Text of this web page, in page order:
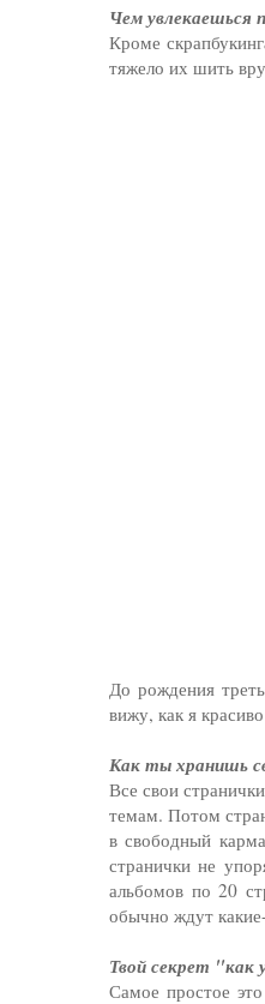
Чем увлекаешься
Кроме
тяжело их шить
До рождения
вижу, как я
Как ты хранишь
Все свои
темам. Потом
в свободный
странички не
альбомов по 20
обычно ждут
Твой секрет "как
Самое простое